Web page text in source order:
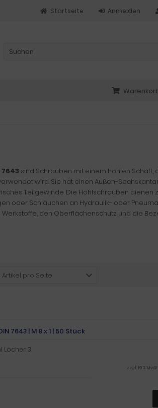
Anmelden
Startseite
sind Schrauben mit einem hohlen Schaft,
wird. Sie hat einen Außen-
Teilgewinde. Die Hohlschrauben dienen
oder Schläuchen an Hydraulik- oder
den Oberflächenschutz und die
Artikel pro Seite
7643 | M 8 x 1 | 50 Stück
Löcher: 3
zzgl. 19 %